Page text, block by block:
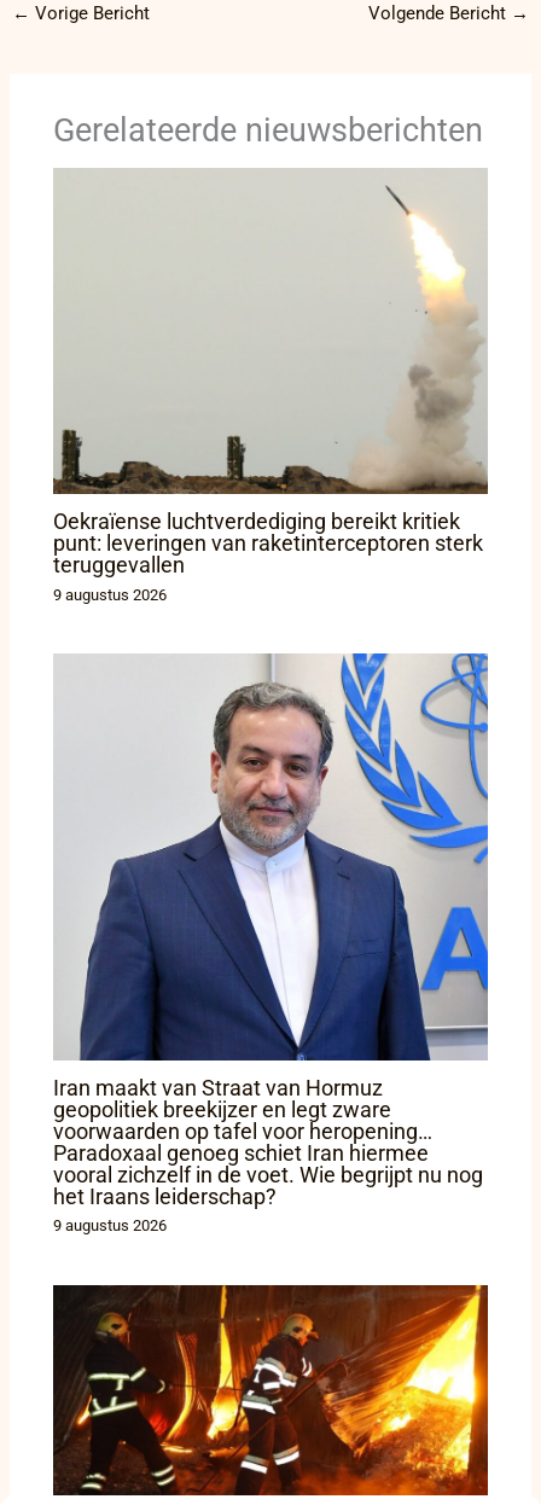
← Vorige Bericht Volgende Bericht →
Gerelateerde nieuwsberichten
Oekraïense luchtverdediging bereikt kritiek
punt: leveringen van raketinterceptoren sterk
teruggevallen
9 augustus 2026
Iran maakt van Straat van Hormuz
geopolitiek breekijzer en legt zware
voorwaarden op tafel voor heropening…
Paradoxaal genoeg schiet Iran hiermee
vooral zichzelf in de voet. Wie begrijpt nu nog
het Iraans leiderschap?
9 augustus 2026